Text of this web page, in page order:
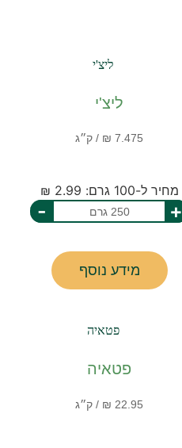
ליצ'י
מחיר ל-100 גרם: 2.99 ₪
+
-
מידע נוסף
פטאיה